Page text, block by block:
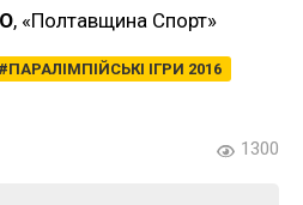
, «Полтавщина Спорт»
ПАРАЛІМПІЙСЬКІ ІГРИ 2016
1300